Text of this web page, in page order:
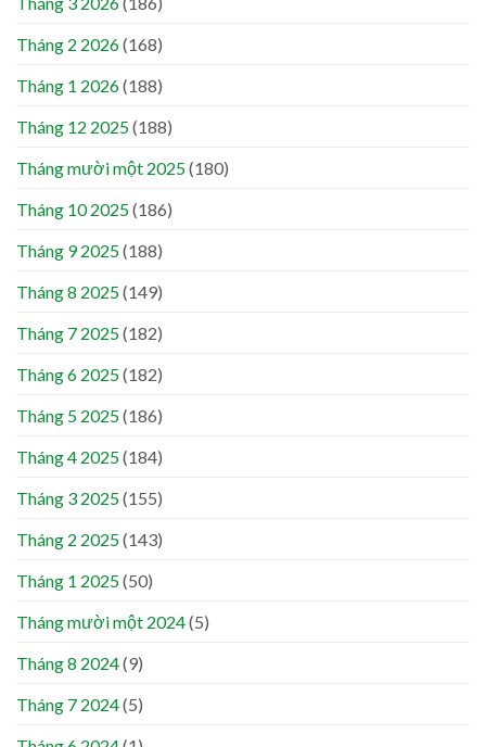
Tháng 2 2026(168)
Tháng 1 2026(188)
Tháng 12 2025(188)
Tháng mười một 2025(180)
Tháng 10 2025(186)
Tháng 9 2025(188)
Tháng 8 2025(149)
Tháng 7 2025(182)
Tháng 6 2025(182)
Tháng 5 2025(186)
Tháng 4 2025(184)
Tháng 3 2025(155)
Tháng 2 2025(143)
Tháng 1 2025(50)
Tháng mười một 2024(5)
Tháng 8 2024(9)
Tháng 7 2024(5)